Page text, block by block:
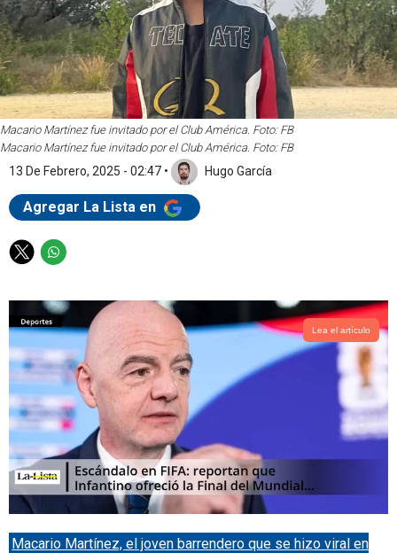
Macario Martínez fue invitado por el Club América. Foto: FB
Macario Martínez fue invitado por el Club América. Foto: FB
13 De Febrero, 2025 - 02:47 • Hugo García
Agregar La Lista en
T
i
t
t
e
r
W
a
t
s
a
p
p
Lea el artículo
Macario Martínez, el joven barrendero que se hizo viral en